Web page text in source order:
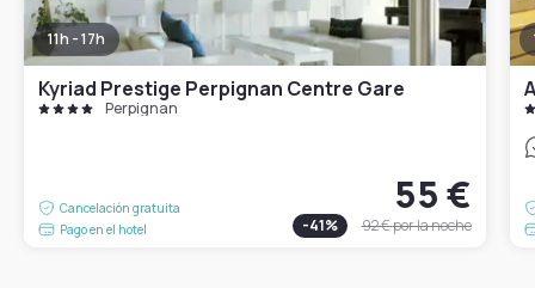
11h - 17h
Kyriad Prestige Perpignan Centre Gare
Perpignan
Cancelación gratuita
Pago en el hotel
55 €
-41% 92 €por la noche